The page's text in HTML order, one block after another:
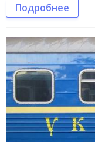
Подробнее